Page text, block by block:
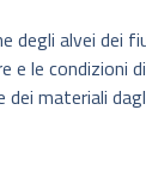
alvei dei
le condizioni
dei materiali